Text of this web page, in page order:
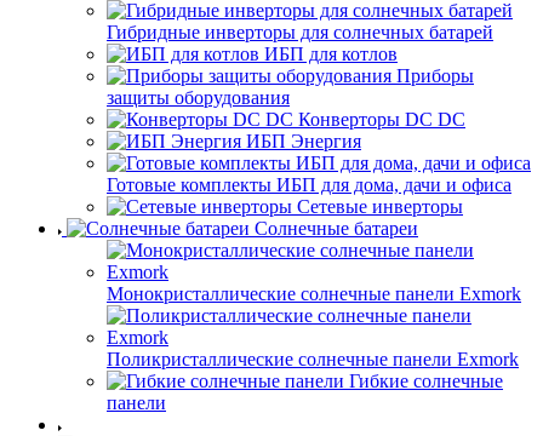
Гибридные инверторы для солнечных батарей
ИБП для котлов
Приборы
защиты оборудования
Конверторы DC DC
ИБП Энергия
Готовые комплекты ИБП для дома, дачи и офиса
Сетевые инверторы
Солнечные батареи
Монокристаллические солнечные панели Exmork
Поликристаллические солнечные панели Exmork
Гибкие солнечные
панели